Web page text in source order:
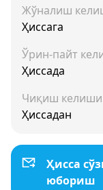
Жўналиш
Ҳиссага
Ўрин-пайт
Ҳиссада
Чиқиш
Ҳиссадан
Ҳисса
юбориш